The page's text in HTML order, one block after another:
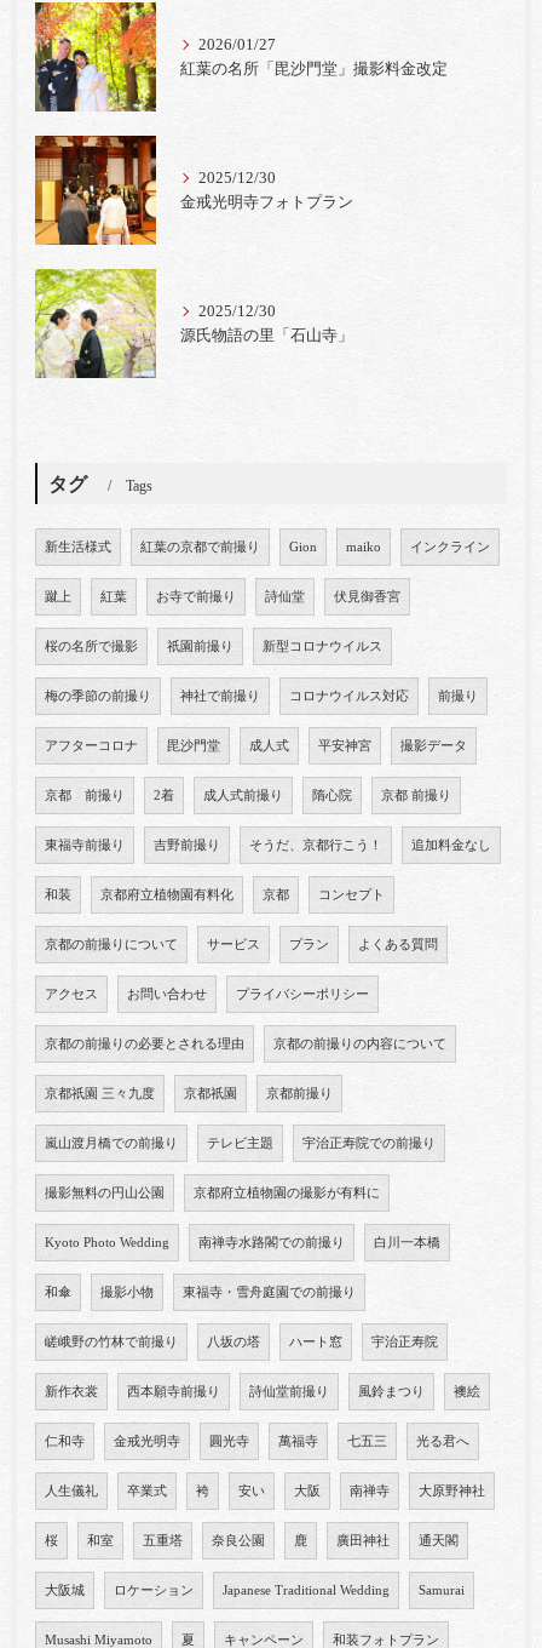
2026/01/27
紅葉の名所「毘沙門堂」撮影料金改定
2025/12/30
金戒光明寺フォトプラン
2025/12/30
源氏物語の里「石山寺」
タグ Tags
新生活様式 紅葉の京都で前撮り Gion maiko インクライン
蹴上 紅葉 お寺で前撮り 詩仙堂 伏見御香宮
桜の名所で撮影 祇園前撮り 新型コロナウイルス
梅の季節の前撮り 神社で前撮り コロナウイルス対応 前撮り
アフターコロナ 毘沙門堂 成人式 平安神宮 撮影データ
京都 前撮り 2着 成人式前撮り 隋心院 京都 前撮り
東福寺前撮り 吉野前撮り そうだ、京都行こう！ 追加料金なし
和装 京都府立植物園有料化 京都 コンセプト
京都の前撮りについて サービス プラン よくある質問
アクセス お問い合わせ プライバシーポリシー
京都の前撮りの必要とされる理由 京都の前撮りの内容について
京都祇園 三々九度 京都祇園 京都前撮り
嵐山渡月橋での前撮り テレビ主題 宇治正寿院での前撮り
撮影無料の円山公園 京都府立植物園の撮影が有料に
Kyoto Photo Wedding 南禅寺水路閣での前撮り 白川一本橋
和傘 撮影小物 東福寺・雪舟庭園での前撮り
嵯峨野の竹林で前撮り 八坂の塔 ハート窓 宇治正寿院
新作衣裳 西本願寺前撮り 詩仙堂前撮り 風鈴まつり 襖絵
仁和寺 金戒光明寺 圓光寺 萬福寺 七五三 光る君へ
人生儀礼 卒業式 袴 安い 大阪 南禅寺 大原野神社
桜 和室 五重塔 奈良公園 鹿 廣田神社 通天閣
大阪城 ロケーション Japanese Traditional Wedding Samurai
Musashi Miyamoto 夏 キャンペーン 和装フォトプラン